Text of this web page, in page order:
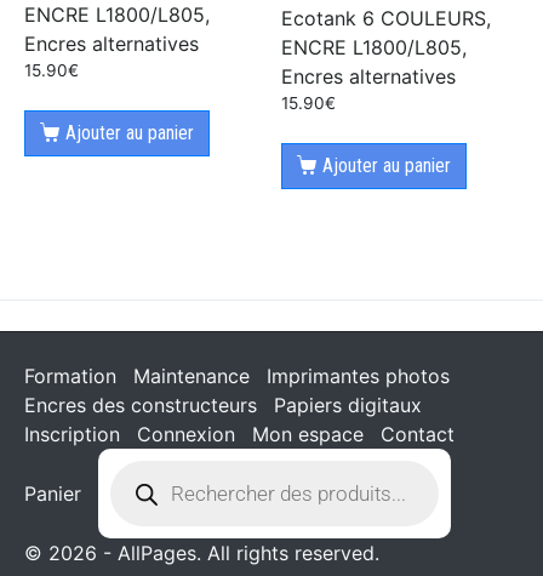
ENCRE L1800/L805,
Encres alternatives
15.90€
Ajouter au panier
Ecotank 6 COULEURS,
ENCRE L1800/L805,
Encres alternatives
15.90€
Ajouter au panier
Formation Maintenance
Imprimantes photos
Encres des constructeurs
Papiers digitaux
Inscription
Connexion Mon espace Contact
Panier
© 2026 - AllPages. All rights reserved.